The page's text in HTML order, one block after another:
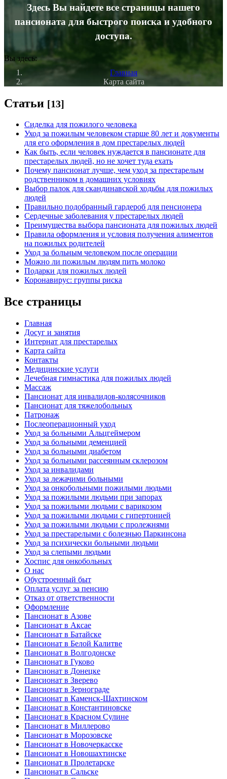
Здесь Вы найдете все страницы нашего
пансионата для быстрого поиска и удобного
доступа.
Вы здесь:
Главная
Карта сайта
Статьи [13]
Сиделка для пожилого человека
Уход за пожилым человеком старше 80 лет и документы
для его оформления в дом престарелых людей
Как быть, если человек нуждается в пансионате для
престарелых людей, но не хочет туда ехать
Почему пансионат лучше, чем уход за престарелым
родственником в домашних условиях
Выбор палок для скандинавской ходьбы для пожилых
людей
Правильно подобранный гардероб для пенсионера
Сердечные заболевания у престарелых людей
Преимущества выбора пансионата для пожилых людей
Правила оформления и условия получения алиментов
на пожилых родителей
Уход за больным человеком после операции
Можно ли пожилым людям пить молоко
Подарки для пожилых людей
Коронавирус: группы риска
Все страницы
Главная
Досуг и занятия
Интернат для престарелых
Карта сайта
Контакты
Медицинские услуги
Лечебная гимнастика для пожилых людей
Массаж
Пансионат для инвалидов-колясочников
Пансионат для тяжелобольных
Патронаж
Послеоперационный уход
Уход за больными Альцгеймером
Уход за больными деменцией
Уход за больными диабетом
Уход за больными рассеянным склерозом
Уход за инвалидами
Уход за лежачими больными
Уход за онкобольными пожилыми людьми
Уход за пожилыми людьми при запорах
Уход за пожилыми людьми с варикозом
Уход за пожилыми людьми с гипертонией
Уход за пожилыми людьми с пролежнями
Уход за престарелыми с болезнью Паркинсона
Уход за психически больными людьми
Уход за слепыми людьми
Хоспис для онкобольных
О нас
Обустроенный быт
Оплата услуг за пенсию
Отказ от ответственности
Оформление
Пансионат в Азове
Пансионат в Аксае
Пансионат в Батайске
Пансионат в Белой Калитве
Пансионат в Волгодонске
Пансионат в Гуково
Пансионат в Донецке
Пансионат в Зверево
Пансионат в Зернограде
Пансионат в Каменск-Шахтинском
Пансионат в Константиновске
Пансионат в Красном Сулине
Пансионат в Миллерово
Пансионат в Морозовске
Пансионат в Новочеркасске
Пансионат в Новошахтинске
Пансионат в Пролетарске
Пансионат в Сальске